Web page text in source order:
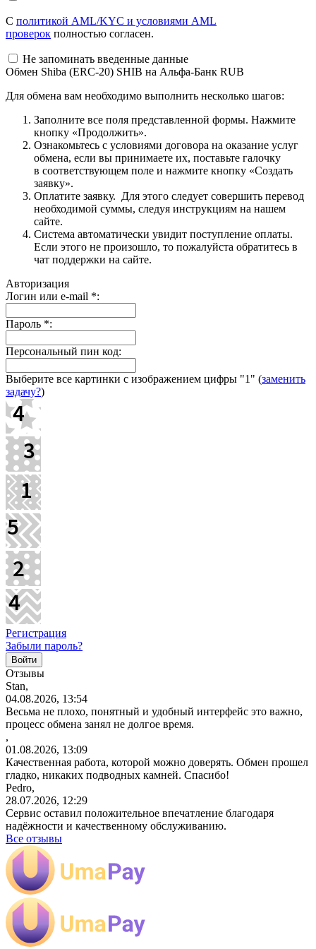
С политикой AML/KYC и условиями AML
проверок полностью согласен.
Не запоминать введенные данные
Обмен Shiba (ERC-20) SHIB на Альфа-Банк RUB
Для обмена вам необходимо выполнить несколько шагов:
Заполните все поля представленной формы. Нажмите
кнопку «Продолжить».
Ознакомьтесь с условиями договора на оказание услуг
обмена, если вы принимаете их, поставьте галочку
в соответствующем поле и нажмите кнопку «Создать
заявку».
Оплатите заявку. Для этого следует совершить перевод
необходимой суммы, следуя инструкциям на нашем
сайте.
Система автоматически увидит поступление оплаты.
Если этого не произошло, то пожалуйста обратитесь в
чат поддержки на сайте.
Авторизация
Логин или e-mail *:
Пароль *:
Персональный пин код:
Выберите все картинки с изображением цифры "1" (заменить
задачу?)
Регистрация
Забыли пароль?
Отзывы
Stan,
04.08.2026, 13:54
Весьма не плохо, понятный и удобный интерфейс это важно,
процесс обмена занял не долгое время.
,
01.08.2026, 13:09
Качественная работа, которой можно доверять. Обмен прошел
гладко, никаких подводных камней. Спасибо!
Pedro,
28.07.2026, 12:29
Сервис оставил положительное впечатление благодаря
надёжности и качественному обслуживанию.
Все отзывы